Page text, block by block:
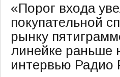
«Порог входа
покупательной
рынку
линейке раньше
интервью Радио